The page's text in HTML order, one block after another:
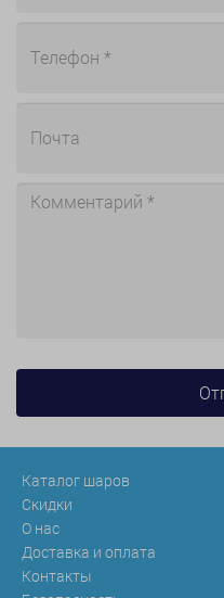
Каталог шаров
Скидки
О нас
Доставка и оплата
Контакты